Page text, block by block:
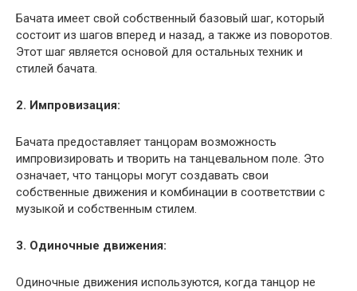
Бачата имеет свой собственный базовый шаг, который
состоит из шагов вперед и назад, а также из поворотов.
Этот шаг является основой для остальных техник и
стилей бачата.
2. Импровизация:
Бачата предоставляет танцорам возможность
импровизировать и творить на танцевальном поле. Это
означает, что танцоры могут создавать свои
собственные движения и комбинации в соответствии с
музыкой и собственным стилем.
3. Одиночные движения:
Одиночные движения используются, когда танцор не